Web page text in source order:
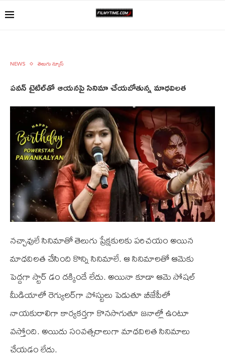
NEWS తెలుగు న్యూస్
పవన్‌ టైటిల్‌తో ఆయనపై సినిమా చేయబోతున్న మాధవిలత
నచ్చావులే సినిమాతో తెలుగు ప్రేక్షకులకు పరిచయం అయిన
మాధవిలత చేసింది కొన్ని సినిమాలే. ఆ సినిమాలతో ఆమెకు
పెద్దగా స్టార్‌ డం దక్కిందే లేదు. అయినా కూడా ఆమె సోషల్‌
మీడియాలో రెగ్యులర్‌గా పోస్టులు పెడుతూ బీజేపీలో
నాయకురాలిగా కార్యకర్తగా కొనసాగుతూ జనాల్లో ఉంటూ
వస్తోంది. అయిదు సంవత్సరాలుగా మాధవిలత సినిమాలు
చేయడం లేదు.